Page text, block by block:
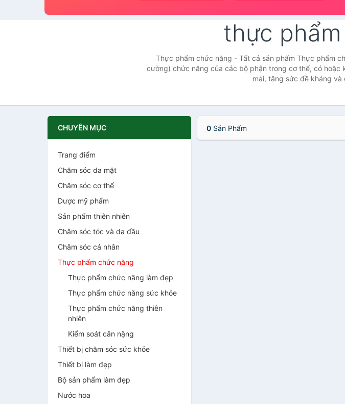
thực
Thực phẩm chức năng - Tất cả sản phẩm Thực phẩm
cường) chức năng của các bộ phận trong cơ thể, có
mái, tăng sức đề kháng
CHUYÊN MỤC
Trang điểm
Chăm sóc da mặt
Chăm sóc cơ thể
Dược mỹ phẩm
Sản phẩm thiên nhiên
Chăm sóc tóc và da đầu
Chăm sóc cá nhân
Thực phẩm chức năng
Thực phẩm chức năng làm đẹp
Thực phẩm chức năng sức khỏe
Thực phẩm chức năng thiên
nhiên
Kiểm soát cân nặng
Thiết bị chăm sóc sức khỏe
Thiết bị làm đẹp
Bộ sản phẩm làm đẹp
Nước hoa
0Sản Phẩm